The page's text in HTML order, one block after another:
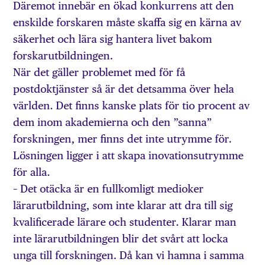
Däremot innebär en ökad konkurrens att den
enskilde forskaren måste skaffa sig en kärna av
säkerhet och lära sig hantera livet bakom
forskarutbildningen.
När det gäller problemet med för få
postdoktjänster så är det detsamma över hela
världen. Det finns kanske plats för tio procent av
dem inom akademierna och den ”sanna”
forskningen, mer finns det inte utrymme för.
Lösningen ligger i att skapa inovationsutrymme
för alla.
– Det otäcka är en fullkomligt medioker
lärarutbildning, som inte klarar att dra till sig
kvalificerade lärare och studenter. Klarar man
inte lärarutbildningen blir det svårt att locka
unga till forskningen. Då kan vi hamna i samma